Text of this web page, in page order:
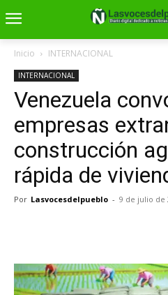
Inicio INTERNACIONAL
INTERNACIONAL
Venezuela
empresas
construcción
rápida de
Por Lasvocesdelpueblo - 9 de julio de